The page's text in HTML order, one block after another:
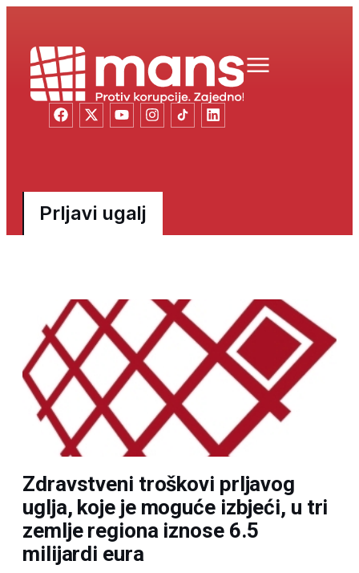
Prljavi ugalj
Zdravstveni troškovi prljavog
uglja, koje je moguće izbjeći, u tri
zemlje regiona iznose 6.5
milijardi eura